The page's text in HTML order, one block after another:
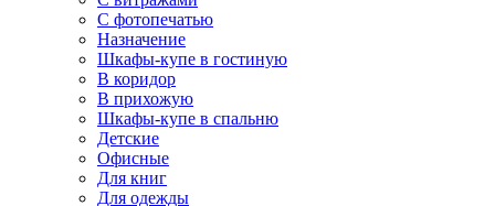
С фотопечатью
Назначение
Шкафы-купе в гостиную
В коридор
В прихожую
Шкафы-купе в спальню
Детские
Офисные
Для книг
Для одежды